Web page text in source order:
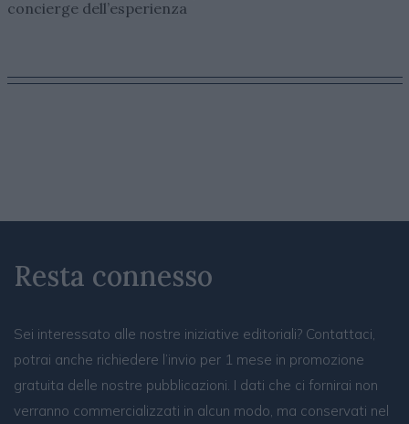
concierge dell’esperienza
Resta connesso
Sei interessato alle nostre iniziative editoriali? Contattaci,
potrai anche richiedere l’invio per 1 mese in promozione
gratuita delle nostre pubblicazioni. I dati che ci fornirai non
verranno commercializzati in alcun modo, ma conservati nel